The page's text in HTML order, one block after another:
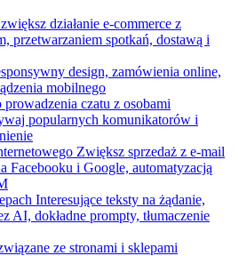
działanie e-commerce z
przetwarzaniem spotkań, dostawą i
design, zamówienia online,
mobilnego
prowadzenia czatu z osobami
popularnych komunikatorów i
Zwiększ sprzedaż z e-mail
Facebooku i Google, automatyzacją
Interesujące teksty na żądanie,
AI, dokładne prompty, tłumaczenie
ze stronami i sklepami